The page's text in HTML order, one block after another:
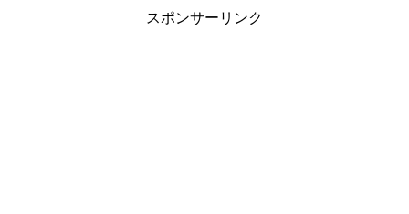
スポンサーリンク